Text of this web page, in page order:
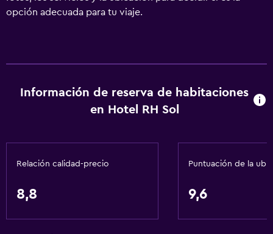
opción adecuada para tu viaje.
Información de reserva de habitaciones
en Hotel RH Sol
Relación calidad-precio
8,8
Puntuación de la
9,6